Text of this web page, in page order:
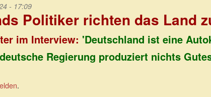
- 17:09
Politiker richten das Land
im Interview: 'Deutschland ist eine
Regierung produziert nichts
.